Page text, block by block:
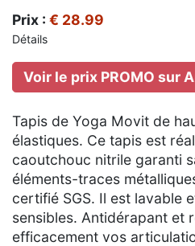
Prix : € 28.99
Détails
Voir le prix PROMO sur
Tapis de Yoga Movit de
élastiques. Ce tapis est
caoutchouc nitrile garanti
éléments-traces
certifié SGS. Il est lavable
sensibles. Antidérapant et
efficacement vos